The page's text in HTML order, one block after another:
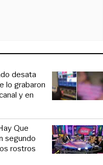
desata
lo grabaron
y en
Que
segundo
rostros